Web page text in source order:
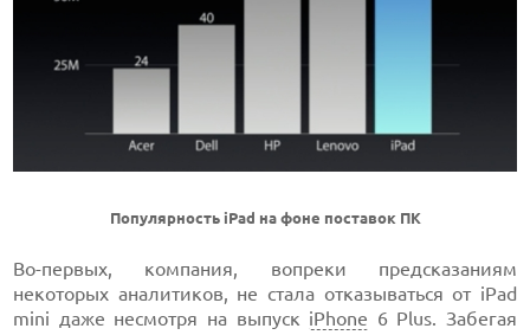
Популярность iPad на фоне поставок ПК
Во-первых, компания, вопреки предсказаниям
некоторых аналитиков, не стала отказываться от iPad
mini даже несмотря на выпуск iPhone 6 Plus. Забегая